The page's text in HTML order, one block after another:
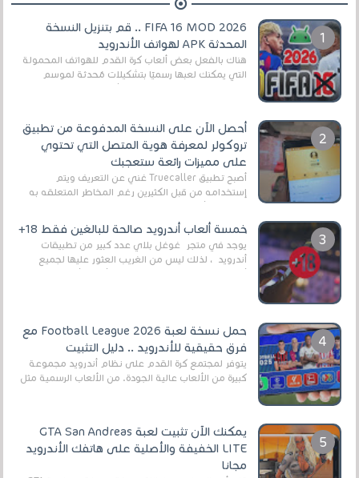
FIFA 16 MOD 2026 .. قم بتنزيل النسخة
المحدثة APK لهواتف الأندرويد
هناك بالفعل بعض ألعاب كرة القدم للهواتف المحمولة
التي يمكنك لعبها رسميًا بتشكيلات مُحدثة لموسم
أحصل الآن على النسخة المدفوعة من تطبيق
تروكولر لمعرفة هوية المتصل التي تحتوي
على مميزات رائعة ستعجبك
أصبح تطبيق Truecaller غني عن التعريف ويتم
إستخدامه من قبل الكثيرين رغم المخاطر المتعلقه به
خمسة ألعاب أندرويد صالحة للبالغين فقط 18+
يوجد في متجر غوغل بلاي عدد كبير من تطبيقات
أندرويد ، لذلك ليس من الغريب العثور عليها لجميع
حمل نسخة لعبة Football League 2026 مع
فرق حقيقية للأندرويد .. دليل التثبيت
يتوفر لمجتمع كرة القدم على نظام أندرويد مجموعة
كبيرة من الألعاب عالية الجودة. من الألعاب الرسمية مثل
يمكنك الآن تثبيت لعبة GTA San Andreas
LITE الخفيفة والأصلية على هاتفك الأندرويد
مجانا